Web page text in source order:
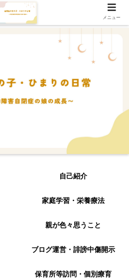
自己紹介
家庭学習・栄養療法
親が色々思うこと
ブログ運営・誹謗中傷開示
保育所等訪問・個別療育
メニュー